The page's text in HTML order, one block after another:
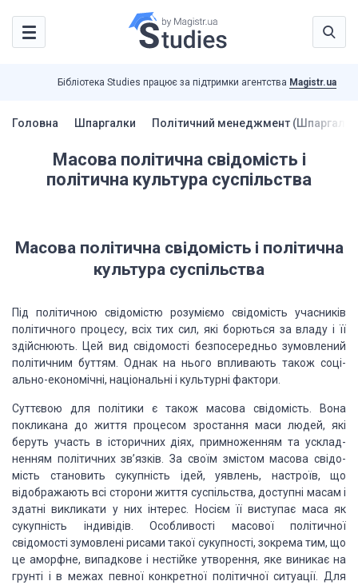
Бібліотека Studies працює за підтримки агентства Magistr.ua
Головна Шпаргалки Політичний менеджмент
Масова політична свідомість і
політична культура суспільства
Масова політична свідомість і політична
культура суспільства
Під політичною свідомістю розуміємо свідомість учасників
політичного процесу, всіх тих сил, які борються за владу і її
здійснюють. Цей вид свідомості безпосередньо зумовлений
політичним буттям. Однак на нього впливають також соці­
ально-економічні, національні і культурні фактори.
Суттєвою для політики є також масова свідомість. Вона
покликана до життя процесом зростання маси людей, які
беруть участь в історичних діях, примноженням та усклад­
ненням політичних зв’язків. За своїм змістом масова свідо­
мість становить сукупність ідей, уявлень, настроїв, що
відображають всі сторони життя суспільства, доступні масам і
здатні викликати у них інтерес. Носієм її виступає маса як
сукупність індивідів. Особливості масової політичної
свідомості зумовлені рисами такої сукупності, зокрема тим, що
це аморфне, випадкове і нестійке утворення, яке виникає на
грунті і в межах певної конкретної політичної ситуації. Для